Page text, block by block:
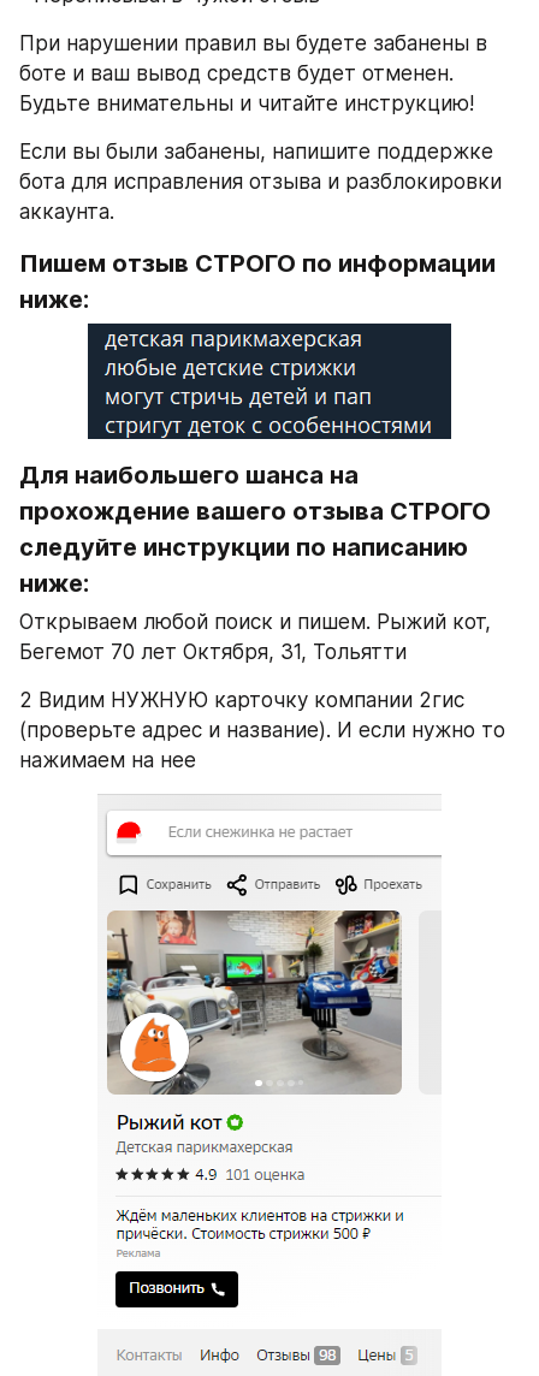
При нарушении правил вы будете забанены в
боте и ваш вывод средств будет отменен.
Будьте внимательны и читайте инструкцию!
Если вы были забанены, напишите поддержке
бота для исправления отзыва и разблокировки
аккаунта.
Пишем отзыв СТРОГО по информации
ниже:
Для наибольшего шанса на
прохождение вашего отзыва СТРОГО
следуйте инструкции по написанию
ниже:
Открываем любой поиск и пишем. Рыжий кот, ​
Бегемот ​70 лет Октября, 31, Тольятти
2 Видим НУЖНУЮ карточку компании 2гис
(проверьте адрес и название). И если нужно то
нажимаем на нее